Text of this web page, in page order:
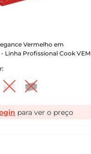
Vermelho em
Linha Profissional Cook VEM